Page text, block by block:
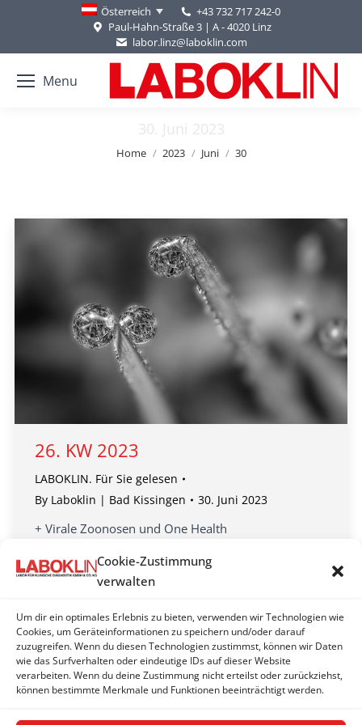
Cookie-Zustimmung
verwalten
Um dir ein optimales Erlebnis zu bieten, verwenden wir Technologien wie
Cookies, um Geräteinformationen zu speichern und/oder darauf
zuzugreifen. Wenn du diesen Technologien zustimmst, können wir Daten
wie das Surfverhalten oder eindeutige IDs auf dieser Website
verarbeiten. Wenn du deine Zustimmung nicht erteilst oder zurückziehst,
können bestimmte Merkmale und Funktionen beeinträchtigt werden.
Österreich
+43 732 717 242-0
Paul-Hahn-Straße 3 | A - 4020 Linz
labor.linz@laboklin.com
Menu
30. Juni 2023
You are here:
Home 2023 Juni 30
26. KW 2023
LABOKLIN. Für Sie gelesen
By Laboklin | Bad Kissingen 30. Juni 2023
+ Virale Zoonosen und One Health
+ mRNA-Impfungen gegen Krebs
+ Delphine sind uns ähnlich!
Profil
+ Interessantes für Katzenzüchter
+ Erweiterung in der App „LaboRef“